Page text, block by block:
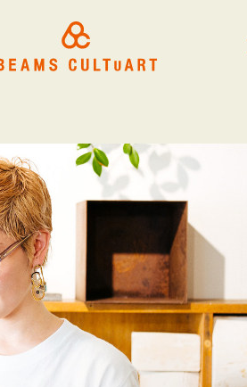
着
観
#BEAMS MANGART
#BEAMS T
#bPrビームス
#TOKYO CULTUART by BEAMS
#Tシャツ